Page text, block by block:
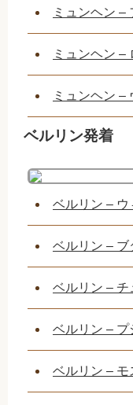
ミュンヘン –
ミュンヘン –
ミュンヘン –
ベルリン発着
ベルリン – ウ
ベルリン – ブ
ベルリン – チ
ベルリン – プ
ベルリン – モ